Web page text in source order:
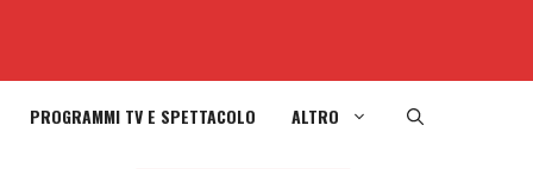
PROGRAMMI TV E SPETTACOLO ALTRO